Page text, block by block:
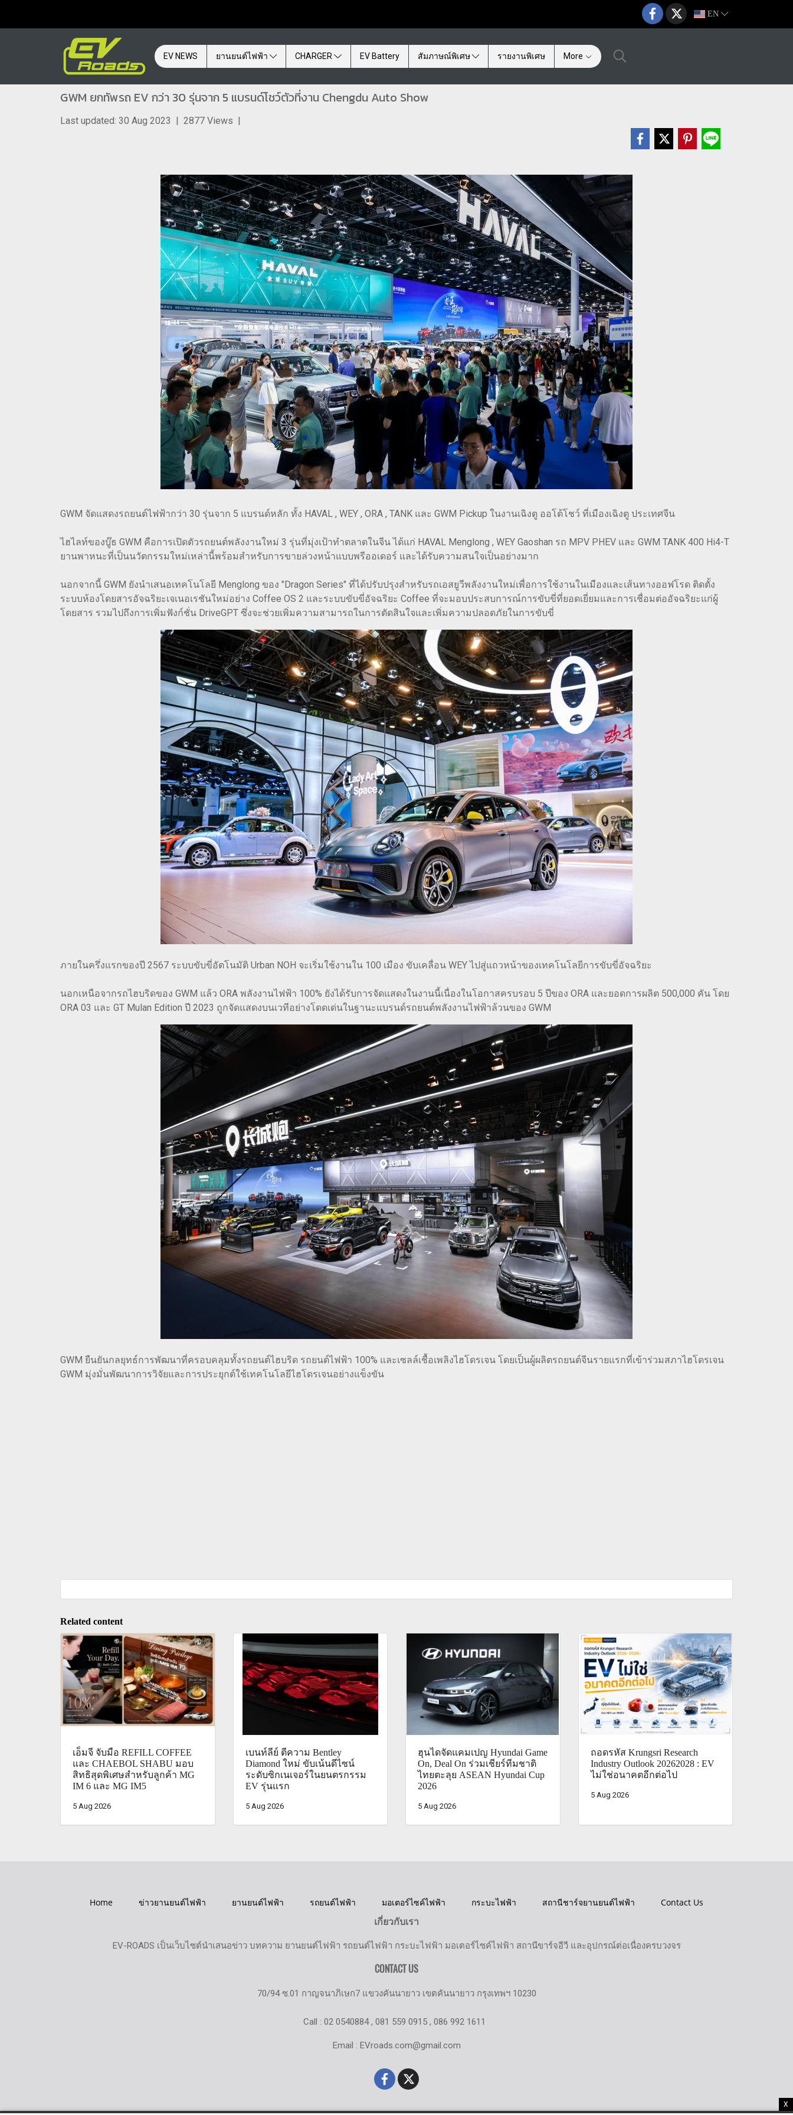
X
EN
EV NEWS ยานยนต์ไฟฟ้า CHARGER EV Battery สัมภาษณ์พิเศษ รายงานพิเศษ More
GWM ยกทัพรถ EV กว่า 30 รุ่นจาก 5 แบรนด์โชว์ตัวที่งาน Chengdu Auto Show
Last updated: 30 Aug 2023 | 2877 Views |
GWM จัดแสดงรถยนต์ไฟฟ้ากว่า 30 รุ่นจาก 5 แบรนด์หลัก ทั้ง HAVAL , WEY , ORA , TANK และ GWM Pickup ในงานเฉิงตู ออโต้โชว์ ที่เมืองเฉิงตู ประเทศจีน
ไฮไลท์ของบู๊ธ GWM คือการเปิดตัวรถยนต์พลังงานใหม่ 3 รุ่นที่มุ่งเป้าทำตลาดในจีน ได้แก่ HAVAL Menglong , WEY Gaoshan รถ MPV PHEV และ GWM TANK 400 Hi4-T
ยานพาหนะที่เป็นนวัตกรรมใหม่เหล่านี้พร้อมสำหรับการขายล่วงหน้าแบบพรีออเดอร์ และได้รับความสนใจเป็นอย่างมาก
นอกจากนี้ GWM ยังนำเสนอเทคโนโลยี Menglong ของ "Dragon Series" ที่ได้ปรับปรุงสำหรับรถเอสยูวีพลังงานใหม่เพื่อการใช้งานในเมืองและเส้นทางออฟโรด ติดตั้ง
ระบบห้องโดยสารอัจฉริยะเจเนอเรชันใหม่อย่าง Coffee OS 2 และระบบขับขี่อัจฉริยะ Coffee ที่จะมอบประสบการณ์การขับขี่ที่ยอดเยี่ยมและการเชื่อมต่ออัจฉริยะแก่ผู้
โดยสาร รวมไปถึงการเพิ่มฟังก์ชั่น DriveGPT ซึ่งจะช่วยเพิ่มความสามารถในการตัดสินใจและเพิ่มความปลอดภัยในการขับขี่
ภายในครึ่งแรกของปี 2567 ระบบขับขี่อัตโนมัติ Urban NOH จะเริ่มใช้งานใน 100 เมือง ขับเคลื่อน WEY ไปสู่แถวหน้าของเทคโนโลยีการขับขี่อัจฉริยะ
นอกเหนือจากรถไฮบริดของ GWM แล้ว ORA พลังงานไฟฟ้า 100% ยังได้รับการจัดแสดงในงานนี้เนื่องในโอกาสครบรอบ 5 ปีของ ORA และยอดการผลิต 500,000 คัน โดย
ORA 03 และ GT Mulan Edition ปี 2023 ถูกจัดแสดงบนเวทีอย่างโดดเด่นในฐานะแบรนด์รถยนต์พลังงานไฟฟ้าล้วนของ GWM
GWM ยืนยันกลยุทธ์การพัฒนาที่ครอบคลุมทั้งรถยนต์ไฮบริด รถยนต์ไฟฟ้า 100% และเซลล์เชื้อเพลิงไฮโดรเจน โดยเป็นผู้ผลิตรถยนต์จีนรายแรกที่เข้าร่วมสภาไฮโดรเจน
GWM มุ่งมั่นพัฒนาการวิจัยและการประยุกต์ใช้เทคโนโลยีไฮโดรเจนอย่างแข็งขัน
Related content
เอ็มจี จับมือ REFILL COFFEE
และ CHAEBOL SHABU มอบ
สิทธิสุดพิเศษสำหรับลูกค้า MG
IM 6 และ MG IM5
5 Aug 2026
เบนท์ลีย์ ตีความ Bentley
Diamond ใหม่ ขับเน้นดีไซน์
ระดับซิกเนเจอร์ในยนตรกรรม
EV รุ่นแรก
5 Aug 2026
ฮุนไดจัดแคมเปญ Hyundai Game
On, Deal On ร่วมเชียร์ทีมชาติ
ไทยตะลุย ASEAN Hyundai Cup
2026
5 Aug 2026
ถอดรหัส Krungsri Research
Industry Outlook 20262028 : EV
ไม่ใช่อนาคตอีกต่อไป
5 Aug 2026
Home ข่าวยานยนต์ไฟฟ้า ยานยนต์ไฟฟ้า รถยนต์ไฟฟ้า มอเตอร์ไซค์ไฟฟ้า กระบะไฟฟ้า สถานีชาร์จยานยนต์ไฟฟ้า
Contact Us
เกี่ยวกับเรา
EV-ROADS เป็นเว็บไซต์นำเสนอข่าว บทความ ยานยนต์ไฟฟ้า รถยนต์ไฟฟ้า กระบะไฟฟ้า มอเตอร์ไซค์ไฟฟ้า สถานีขาร์จอีวี และอุปกรณ์ต่อเนื่องครบวงจร
CONTACT US
70/94 ซ.01 กาญจนาภิเษก7 แขวงคันนายาว เขตคันนายาว กรุงเทพฯ 10230
Call : 02 0540884 , 081 559 0915 , 086 992 1611
Email : EVroads.com@gmail.com